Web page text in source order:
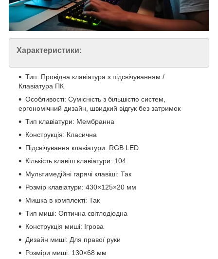
Характеристики:
Тип: Провідна клавіатура з підсвічуванням /
Клавіатура ПК
Особливості: Сумісність з більшістю систем,
ергономічний дизайн, швидкий відгук без затримок
Тип клавіатури: Мембранна
Конструкція: Класична
Підсвічування клавіатури: RGB LED
Кількість клавіш клавіатури: 104
Мультимедійні гарячі клавіші: Так
Розмір клавіатури: 430×125×20 мм
Мишка в комплекті: Так
Тип миші: Оптична світлодіодна
Конструкція миші: Ігрова
Дизайн миші: Для правої руки
Розміри миші: 130×68 мм